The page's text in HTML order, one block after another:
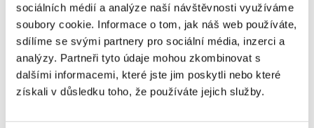
sociálních médií a analýze naší návštěvnosti využíváme
soubory cookie. Informace o tom, jak náš web používáte,
sdílíme se svými partnery pro sociální média, inzerci a
analýzy. Partneři tyto údaje mohou zkombinovat s
dalšími informacemi, které jste jim poskytli nebo které
získali v důsledku toho, že používáte jejich služby.
ALOve Westfield Černý most, Praha 9
Chlumecká 765/6, 198 19 Praha 9
tel.: +420735703904
dnes otevřeno do 21:00
Roztylská 2321/19, 148 00 Praha 4 - Chodov